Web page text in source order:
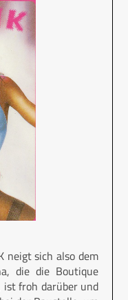
neigt sich also dem
die die Boutique
ist froh darüber und